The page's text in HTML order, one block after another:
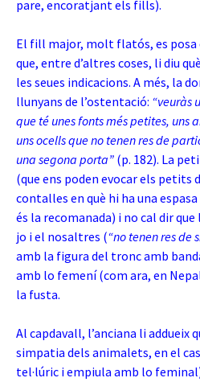
pare, encoratjant els fills).
El fill major, molt flatós, es
que, entre d’altres coses, li diu
les seues indicacions. A més, la
llunyans de l’ostentació: “veuràs
que té unes fonts més petites, uns
uns ocells que no tenen res de
una segona porta” (p. 182). La
(que ens poden evocar els
contalles en què hi ha una
és la recomanada) i no cal dir
jo i el nosaltres (“no tenen res de
amb la figura del tronc amb
amb lo femení (com ara, en
la fusta.
Al capdavall, l’anciana li addueix
simpatia dels animalets, en el
tel·lúric i empiula amb lo